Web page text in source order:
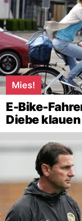
Mies!
E-Bike-
Diebe